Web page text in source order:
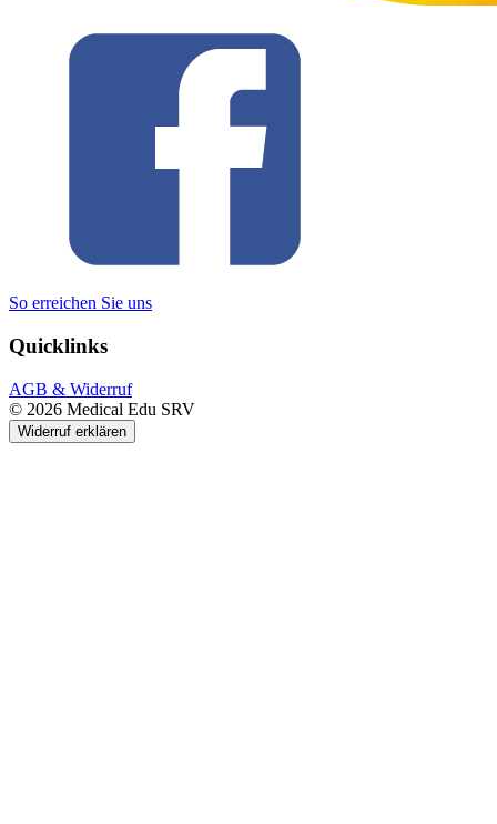
So erreichen Sie uns
Quicklinks
AGB & Widerruf
© 2026 Medical Edu SRV
Widerruf erklären